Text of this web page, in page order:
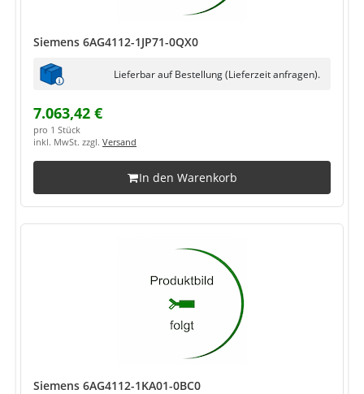
Siemens 6AG4112-1JP71-0QX0
Lieferbar auf Bestellung (Lieferzeit anfragen).
7.063,42 €
pro 1 Stück
inkl. MwSt. zzgl. Versand
In den Warenkorb
Siemens 6AG4112-1KA01-0BC0